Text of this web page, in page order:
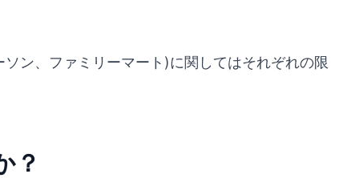
ン、ファミリーマート)に関してはそれぞれの限
？